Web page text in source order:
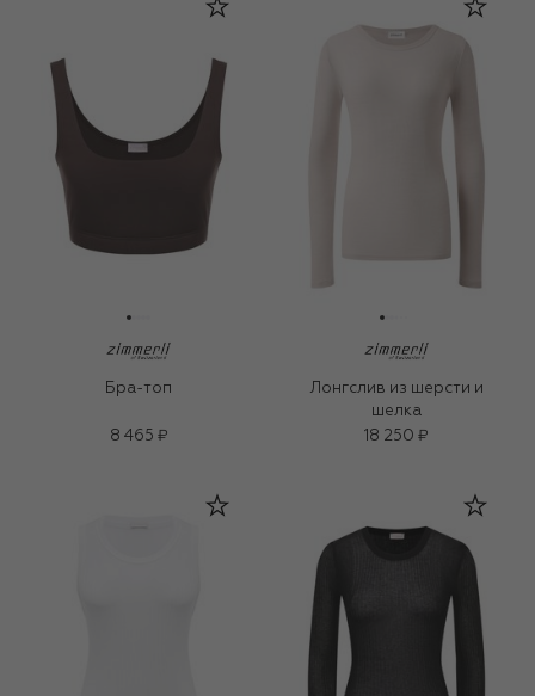
Бра-топ
8 465 ₽
Лонгслив из шерсти и
шелка
18 250 ₽